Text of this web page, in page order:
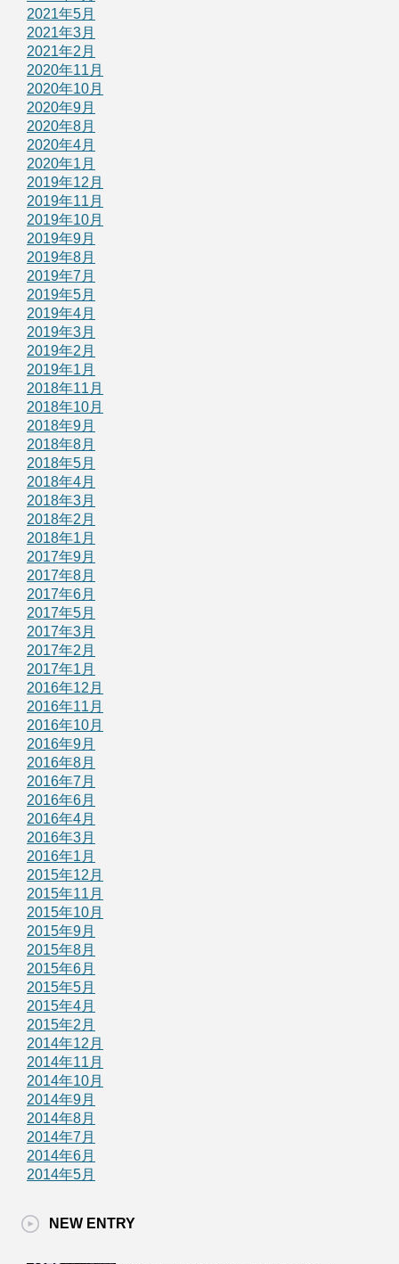
2021年5月
2021年3月
2021年2月
2020年11月
2020年10月
2020年9月
2020年8月
2020年4月
2020年1月
2019年12月
2019年11月
2019年10月
2019年9月
2019年8月
2019年7月
2019年5月
2019年4月
2019年3月
2019年2月
2019年1月
2018年11月
2018年10月
2018年9月
2018年8月
2018年5月
2018年4月
2018年3月
2018年2月
2018年1月
2017年9月
2017年8月
2017年6月
2017年5月
2017年3月
2017年2月
2017年1月
2016年12月
2016年11月
2016年10月
2016年9月
2016年8月
2016年7月
2016年6月
2016年4月
2016年3月
2016年1月
2015年12月
2015年11月
2015年10月
2015年9月
2015年8月
2015年6月
2015年5月
2015年4月
2015年2月
2014年12月
2014年11月
2014年10月
2014年9月
2014年8月
2014年7月
2014年6月
2014年5月
NEW ENTRY